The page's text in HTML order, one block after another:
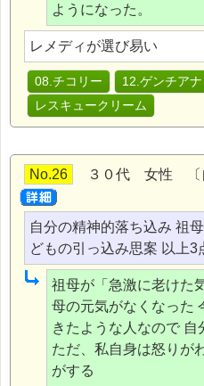
ようになった。
レメディが選び易い
08.チコリー 12.ゲンチアナ
レスキュークリーム
No.26 ３０代 女性 〔
自分の精神的落ち込み 祖
どもの引っ込み思案 以上3
祖母が「急激に老けた
母の元気がなくなった
きたような人なので 自
ただ、私自身は怒りが
がする